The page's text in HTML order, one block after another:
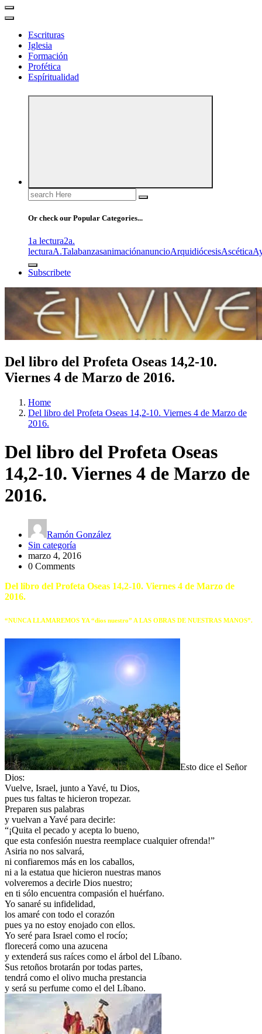
Escrituras
Iglesia
Formación
Profética
Espíritualidad
Search
for:
Or check our Popular Categories...
1a lectura2a.
lecturaA.TalabanzasanimaciónanuncioArquidiócesisAscética
Subscribete
Del libro del Profeta Oseas 14,2-10.
Viernes 4 de Marzo de 2016.
Home
Del libro del Profeta Oseas 14,2-10. Viernes 4 de Marzo de
2016.
Del libro del Profeta Oseas
14,2-10. Viernes 4 de Marzo de
2016.
Ramón González
Sin categoría
marzo 4, 2016
0 Comments
Del libro del Profeta Oseas 14,2-10. Viernes 4 de Marzo de
2016.
“NUNCA LLAMAREMOS YA “dios nuestro” A LAS OBRAS DE NUESTRAS MANOS”.
Esto dice el Señor
Dios:
Vuelve, Israel, junto a Yavé, tu Dios,
pues tus faltas te hicieron tropezar.
Preparen sus palabras
y vuelvan a Yavé para decirle:
“¡Quita el pecado y acepta lo bueno,
que esta confesión nuestra reemplace cualquier ofrenda!”
Asiria no nos salvará,
ni confiaremos más en los caballos,
ni a la estatua que hicieron nuestras manos
volveremos a decirle Dios nuestro;
en ti sólo encuentra compasión el huérfano.
Yo sanaré su infidelidad,
los amaré con todo el corazón
pues ya no estoy enojado con ellos.
Yo seré para Israel como el rocío;
florecerá como una azucena
y extenderá sus raíces como el árbol del Líbano.
Sus retoños brotarán por todas partes,
tendrá como el olivo mucha prestancia
y será su perfume como el del Líbano.